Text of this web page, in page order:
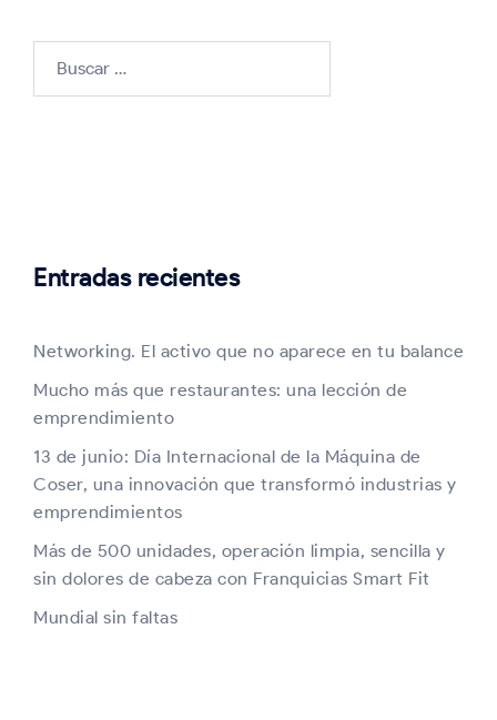
Entradas recientes
Networking. El activo que no aparece en tu balance
Mucho más que restaurantes: una lección de
emprendimiento
13 de junio: Día Internacional de la Máquina de
Coser, una innovación que transformó industrias y
emprendimientos
Más de 500 unidades, operación limpia, sencilla y
sin dolores de cabeza con Franquicias Smart Fit
Mundial sin faltas